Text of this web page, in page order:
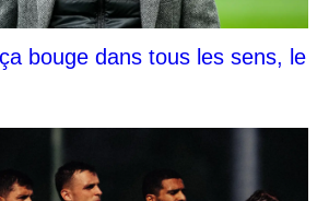
bouge dans tous les sens, le